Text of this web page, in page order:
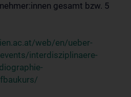
gesamt bzw. 5
web/en/ueber-
interdisziplinaere-